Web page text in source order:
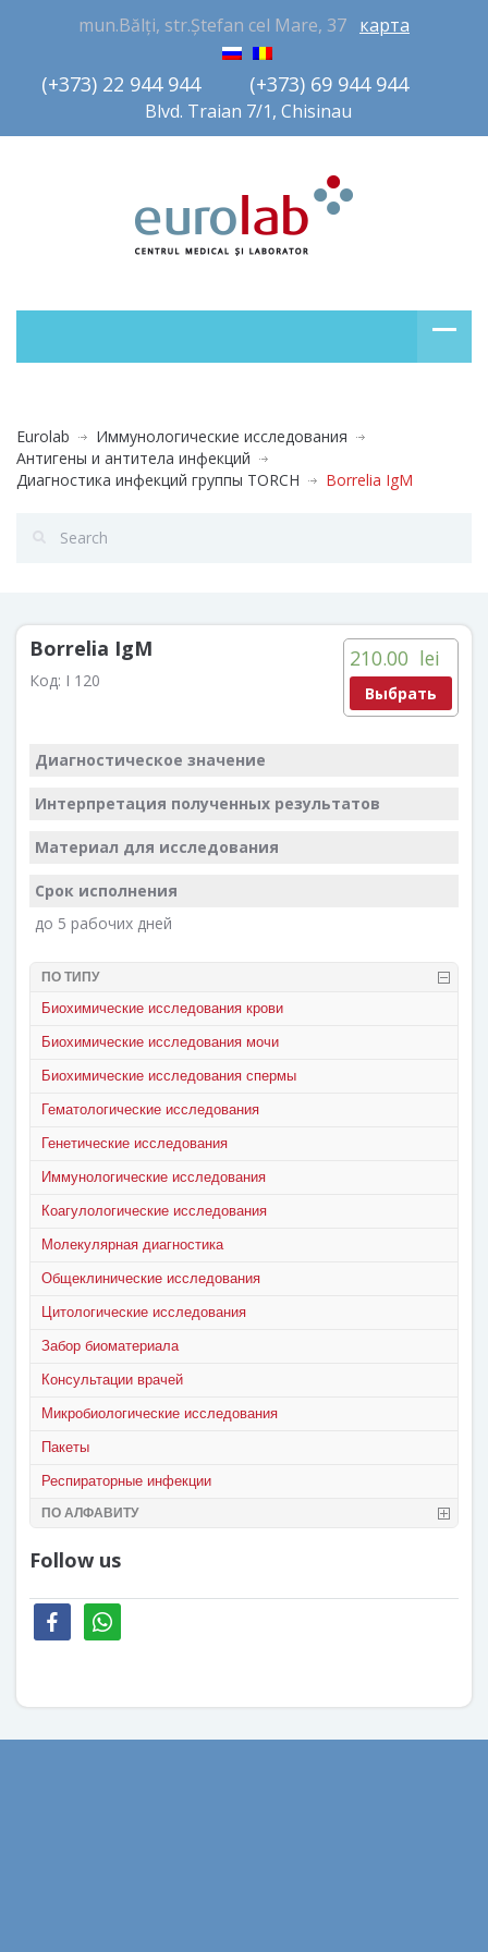
mun.Bălți, str.Ștefan cel Mare, 37 карта
(+373) 22 944 944         (+373) 69 944 944
Blvd. Traian 7/1, Chisinau
Eurolab
Иммунологические исследования
Антигены и антитела инфекций
Диагностика инфекций группы TORCH
Borrelia IgM
210.00 lei
Выбрать
Borrelia IgM
Код: I 120
Диагностическое значение
Интерпретация полученных результатов
Материал для исследования
Срок исполнения
до 5 рабочих дней
ПО ТИПУ
Биохимические исследования крови
Биохимические исследования мочи
Биохимические исследования спермы
Гематологические исследования
Генетические исследования
Иммунологические исследования
Коагулологические исследования
Молекулярная диагностика
Общеклинические исследования
Цитологические исследования
Забор биоматериала
Консультации врачей
Микробиологические исследования
Пакеты
Респираторные инфекции
ПО АЛФАВИТУ
Follow us
facebookwhatsapp